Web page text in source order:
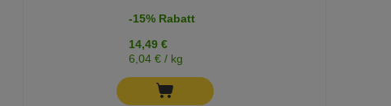
-15% Rabatt
14,49 €
6,04 € / kg